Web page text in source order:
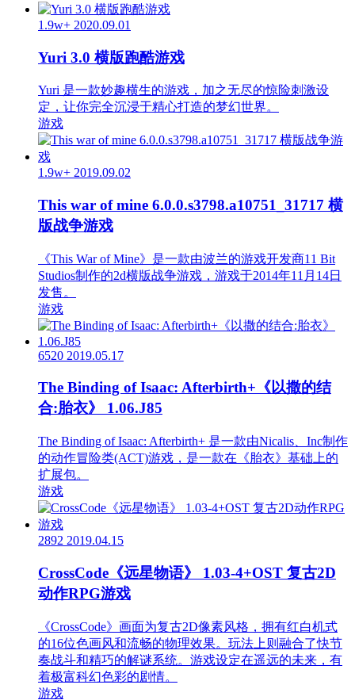
1.9w+ 2020.09.01
Yuri 3.0 横版跑酷游戏
Yuri 是一款妙趣横生的游戏，加之无尽的惊险刺激设
定，让你完全沉浸于精心打造的梦幻世界。
游戏
1.9w+ 2019.09.02
This war of mine 6.0.0.s3798.a10751_31717 横
版战争游戏
《This War of Mine》是一款由波兰的游戏开发商11 Bit
Studios制作的2d横版战争游戏，游戏于2014年11月14日
发售。
游戏
6520 2019.05.17
The Binding of Isaac: Afterbirth+《以撒的结
合:胎衣》 1.06.J85
The Binding of Isaac: Afterbirth+ 是一款由Nicalis、Inc制作
的动作冒险类(ACT)游戏，是一款在《胎衣》基础上的
扩展包。
游戏
2892 2019.04.15
CrossCode《远星物语》 1.03-4+OST 复古2D
动作RPG游戏
《CrossCode》画面为复古2D像素风格，拥有红白机式
的16位色画风和流畅的物理效果。玩法上则融合了快节
奏战斗和精巧的解谜系统。游戏设定在遥远的未来，有
着极富科幻色彩的剧情。
游戏